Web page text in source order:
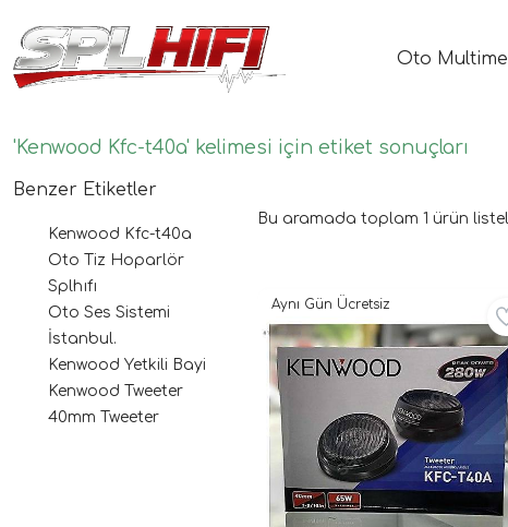
Oto
'Kenwood Kfc-t40a' kelimesi için etiket sonuçları
Benzer Etiketler
Kenwood Kfc-t40a
Oto Tiz Hoparlör
Splhıfı
Oto Ses Sistemi
İstanbul.
Kenwood Yetkili Bayi
Kenwood Tweeter
40mm Tweeter
Bu aramada toplam 1 ürün
Aynı Gün Ücretsiz